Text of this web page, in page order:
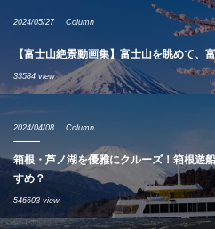
2024/05/27 Column
【富士山絶景動画集】富士山を眺めて、
33584 view
2024/04/08 Column
箱根・芦ノ湖を優雅にクルーズ！箱根遊
すめ？
546603 view